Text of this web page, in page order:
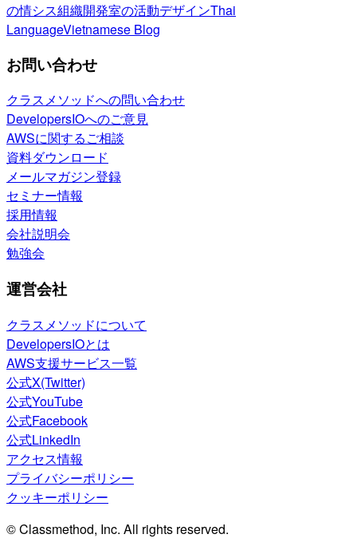
の情シス組織開発室の活動デザインThai
LanguageVietnamese Blog
お問い合わせ
クラスメソッドへの問い合わせ
DevelopersIOへのご意見
AWSに関するご相談
資料ダウンロード
メールマガジン登録
セミナー情報
採用情報
会社説明会
勉強会
運営会社
クラスメソッドについて
DevelopersIOとは
AWS支援サービス一覧
公式X(Twitter)
公式YouTube
公式Facebook
公式LinkedIn
アクセス情報
プライバシーポリシー
クッキーポリシー
© Classmethod, Inc. All rights reserved.